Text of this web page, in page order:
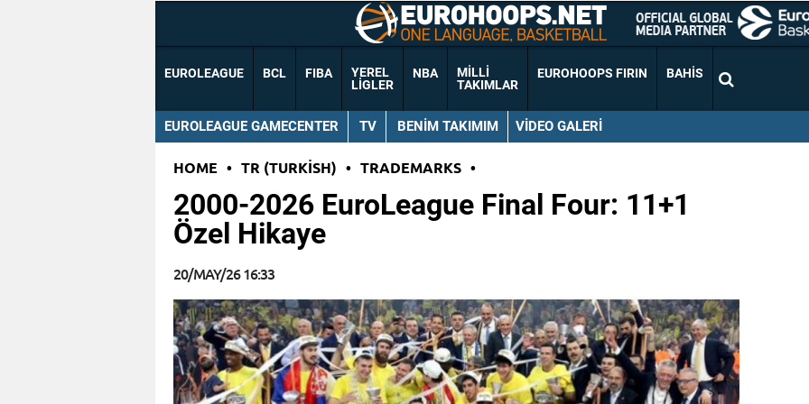
EUROLEAGUE BCL FIBA
YEREL
LIGLER
NBA
MILLI
TAKIMLAR
EUROHOOPS FIRIN BAHIS
EUROLEAGUE GAMECENTER TV BENIM TAKIMIM VIDEO GALERI
HOME • TR (TURKISH) • TRADEMARKS •
2000-2026 EuroLeague Final Four: 11+1
Özel Hikaye
20/MAY/26 16:33